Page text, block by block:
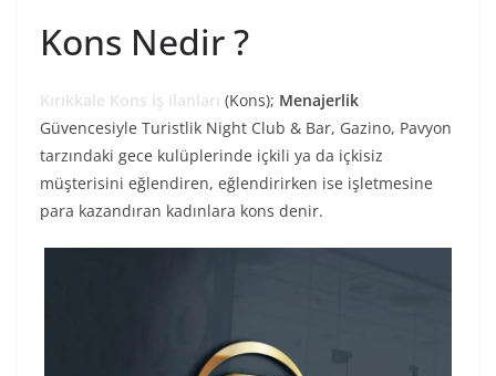
Kons Nedir ?
Kırıkkale Kons iş ilanları (Kons); Menajerlik
Güvencesiyle Turistlik Night Club & Bar, Gazino, Pavyon
tarzındaki gece kulüplerinde içkili ya da içkisiz
müşterisini eğlendiren, eğlendirirken ise işletmesine
para kazandıran kadınlara kons denir.